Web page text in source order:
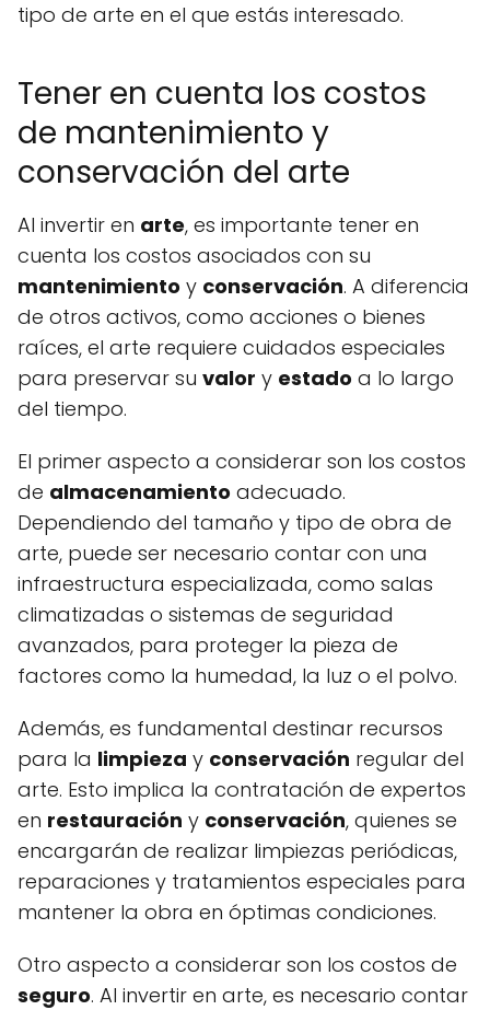
tipo de arte en el que estás interesado.
Tener en cuenta los costos
de mantenimiento y
conservación del arte
Al invertir en arte, es importante tener en
cuenta los costos asociados con su
mantenimiento y conservación. A diferencia
de otros activos, como acciones o bienes
raíces, el arte requiere cuidados especiales
para preservar su valor y estado a lo largo
del tiempo.
El primer aspecto a considerar son los costos
de almacenamiento adecuado.
Dependiendo del tamaño y tipo de obra de
arte, puede ser necesario contar con una
infraestructura especializada, como salas
climatizadas o sistemas de seguridad
avanzados, para proteger la pieza de
factores como la humedad, la luz o el polvo.
Además, es fundamental destinar recursos
para la limpieza y conservación regular del
arte. Esto implica la contratación de expertos
en restauración y conservación, quienes se
encargarán de realizar limpiezas periódicas,
reparaciones y tratamientos especiales para
mantener la obra en óptimas condiciones.
Otro aspecto a considerar son los costos de
seguro. Al invertir en arte, es necesario contar